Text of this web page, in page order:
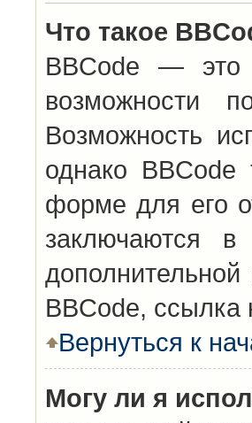
Что такое
BBCode — это
возможности
Возможность
однако
форме для его
BBCode, ссылка
Вернуться к
Могу ли я